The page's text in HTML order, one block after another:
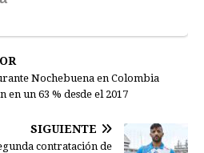
Nochebuena en Colombia
en un 63 % desde el 2017
SIGUIENTE
contratación de